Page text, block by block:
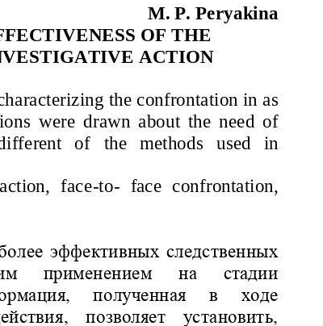
M. P. Peryakina
CTIVENESS OF THE
ACTION
the confrontation in as
s  were  drawn  about  the  need  of
of
the   methods   used   in
face-to- face confrontation
эффективных  следственных
применением    на    стадии
полученная    в    ходе
позволяет   установить,